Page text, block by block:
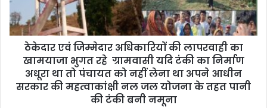
ठेकेदार एवं जिम्मेदार अधिकारियों की लापरवाही का
खामयाजा भुगत रहे ग्रामवासी यदि टंकी का निर्माण
अधूरा था तो पंचायत को नहीं लेना था अपने आधीन
सरकार की महत्वाकांक्षी नल जल योजना के तहत पानी
की टंकी बनी नमूना